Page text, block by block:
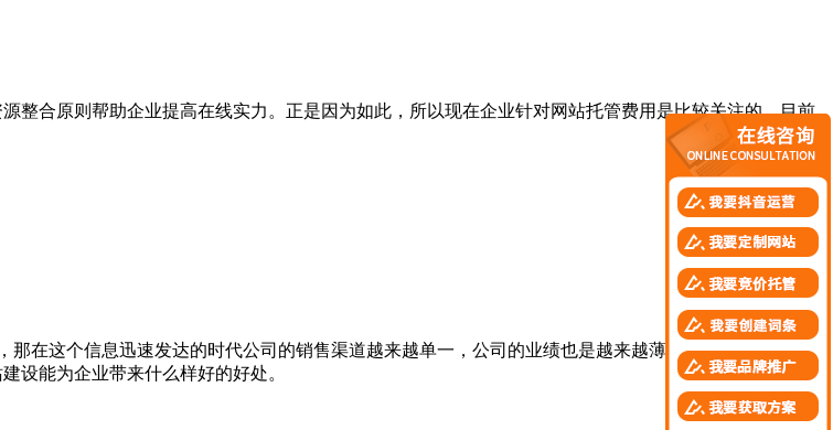
整合原则帮助企业提高在线实力。正是因为如此，所以现在企业针对网站托管费用是比较关注的，目前
在这个信息迅速发达的时代公司的销售渠道越来越单一，公司的业绩也是越来越薄弱，要想提高企业
设能为企业带来什么样好的好处。